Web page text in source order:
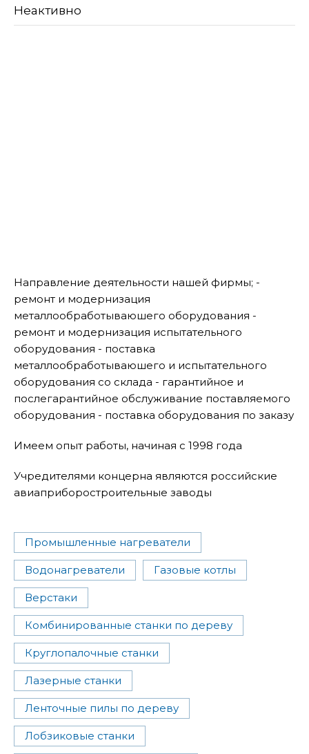
Неактивно
Направление деятельности нашей фирмы; -
ремонт и модернизация
металлообработываюшего оборудования -
ремонт и модернизация испытательного
оборудования - поставка
металлообработываюшего и испытательного
оборудования со склада - гарантийное и
послегарантийное обслуживание поставляемого
оборудования - поставка оборудования по заказу
Имеем опыт работы, начиная с 1998 года
Учредителями концерна являются российские
авиаприборостроительные заводы
Промышленные нагреватели
Водонагреватели Газовые котлы
Верстаки
Комбинированные станки по дереву
Круглопалочные станки
Лазерные станки
Ленточные пилы по дереву
Лобзиковые станки